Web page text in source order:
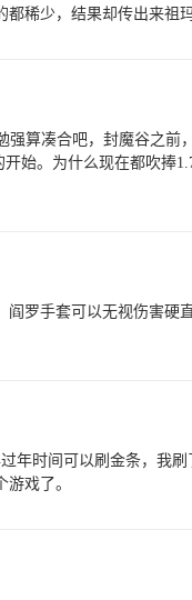
稀少，结果却传出来祖
算凑合吧，封魔谷之
。为什么现在都吹捧
罗手套可以无视伤害
时间可以刷金条，我
戏了。